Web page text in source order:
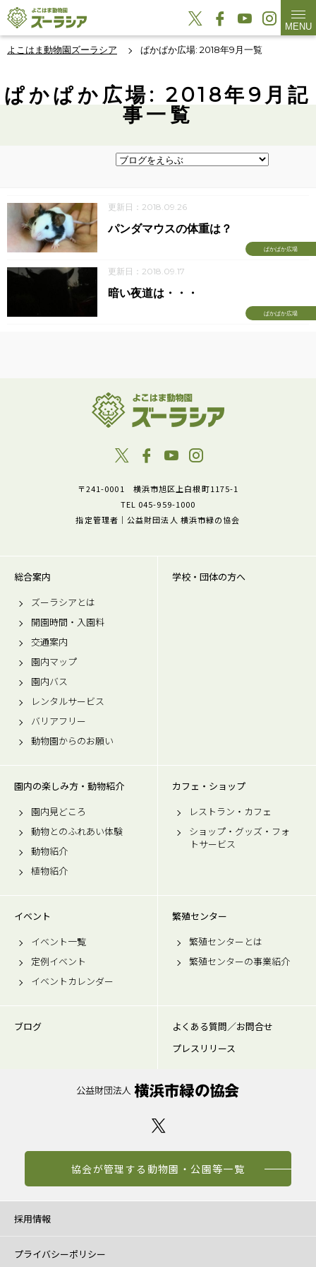
MENU
よこはま動物園ズーラシア ぱかぱか広場: 2018年9月一覧
ぱかぱか広場: 2018年9月記
事一覧
更新日：2018.09.26
ぱかぱか広場
パンダマウスの体重は？
更新日：2018.09.17
ぱかぱか広場
暗い夜道は・・・
〒241-0001 横浜市旭区上白根町1175-1
TEL 045-959-1000
指定管理者｜公益財団法人 横浜市緑の協会
総合案内
ズーラシアとは
開園時間・入園料
交通案内
園内マップ
園内バス
レンタルサービス
バリアフリー
動物園からのお願い
学校・団体の方へ
園内の楽しみ方・動物紹介
園内見どころ
動物とのふれあい体験
動物紹介
植物紹介
カフェ・ショップ
レストラン・カフェ
ショップ・グッズ・フォ
トサービス
イベント
イベント一覧
定例イベント
イベントカレンダー
繁殖センター
繁殖センターとは
繁殖センターの事業紹介
ブログ
よくある質問／お問合せ
プレスリリース
協会が管理する動物園・公園等一覧
採用情報
プライバシーポリシー